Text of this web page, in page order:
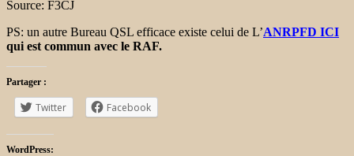
Source: F3CJ
PS: un autre Bureau QSL efficace existe celui de L’ANRPFD ICI
qui est commun avec le RAF.
Partager :
Twitter Facebook
WordPress: